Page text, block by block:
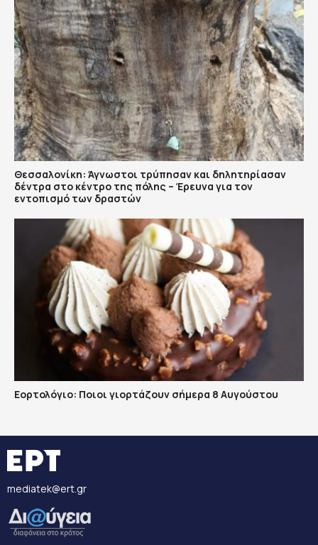
Θεσσαλονίκη: Άγνωστοι τρύπησαν και δηλητηρίασαν
δέντρα στο κέντρο της πόλης – Έρευνα για τον
εντοπισμό των δραστών
Εορτολόγιο: Ποιοι γιορτάζουν σήμερα 8 Αυγούστου
mediatek@ert.gr